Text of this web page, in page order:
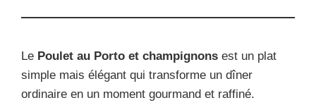
Le Poulet au Porto et champignons est un plat
simple mais élégant qui transforme un dîner
ordinaire en un moment gourmand et raffiné.